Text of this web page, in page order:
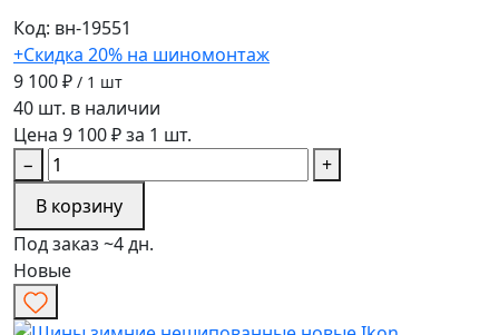
Код: вн-19551
+Скидка 20% на шиномонтаж
9 100 ₽ / 1 шт
40 шт. в наличии
Цена 9 100 ₽ за 1 шт.
−
+
В корзину
Под заказ ~4 дн.
Новые